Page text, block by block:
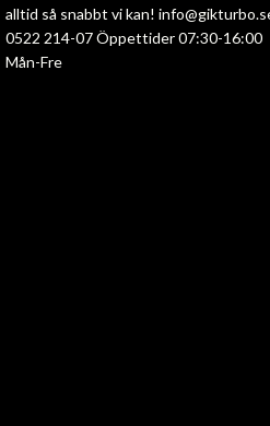
alltid så snabbt vi kan!
0522 214-07 Öppettider 07:30-16:00
Mån-Fre